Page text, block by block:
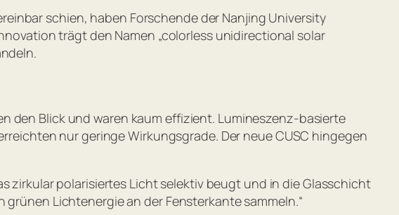
schien, haben Forschende der Nanjing University
trägt den Namen „colorless unidirectional solar
den Blick und waren kaum effizient. Lumineszenz-basierte
nur geringe Wirkungsgrade. Der neue CUSC hingegen
zirkular polarisiertes Licht selektiv beugt und in die Glasschicht
grünen Lichtenergie an der Fensterkante sammeln.“